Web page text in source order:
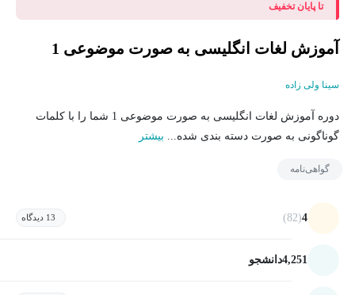
تا پایان تخفیف
آموزش لغات انگلیسی به صورت موضوعی 1
سینا ولی زاده
دوره آموزش لغات انگلیسی به صورت موضوعی 1 شما را با کلمات
گوناگونی به صورت دسته بندی شده... بیشتر
گواهی‌نامه
4
(82) 13 دیدگاه
4,251دانشجو